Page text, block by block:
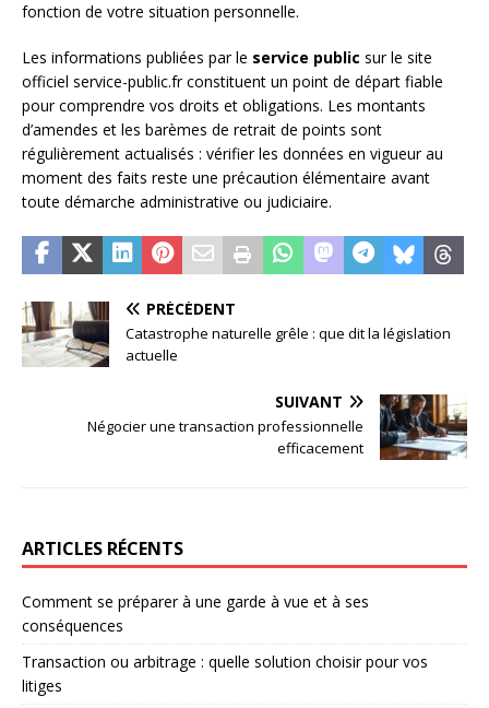
fonction de votre situation personnelle.
Les informations publiées par le service public sur le site
officiel service-public.fr constituent un point de départ fiable
pour comprendre vos droits et obligations. Les montants
d’amendes et les barèmes de retrait de points sont
régulièrement actualisés : vérifier les données en vigueur au
moment des faits reste une précaution élémentaire avant
toute démarche administrative ou judiciaire.
PRÉCÉDENT
Catastrophe naturelle grêle : que dit la législation
actuelle
SUIVANT
Négocier une transaction professionnelle
efficacement
ARTICLES RÉCENTS
Comment se préparer à une garde à vue et à ses
conséquences
Transaction ou arbitrage : quelle solution choisir pour vos
litiges